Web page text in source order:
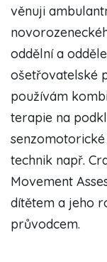
věnuji
oddělní a
ošetřovatelské
používám
terapie na
technik např.
Movement
dítětem a jeho
průvodcem.